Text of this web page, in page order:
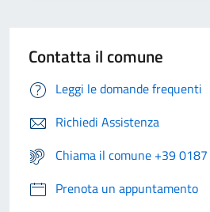
Contatta il comune
Leggi le domande frequenti
Richiedi Assistenza
Chiama il comune +39
Prenota un appuntamento